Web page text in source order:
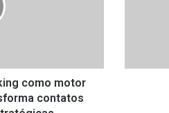
como motor
contatos